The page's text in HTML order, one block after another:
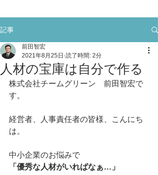
記事
人材の宝庫は自分で作る
前田智宏
2021年8月25日 読了時間: 2分
株式会社チームグリーン　前田智宏で
す。
経営者、人事責任者の皆様、こんにち
は。
中小企業のお悩みで
「優秀な人材がいればなぁ…」